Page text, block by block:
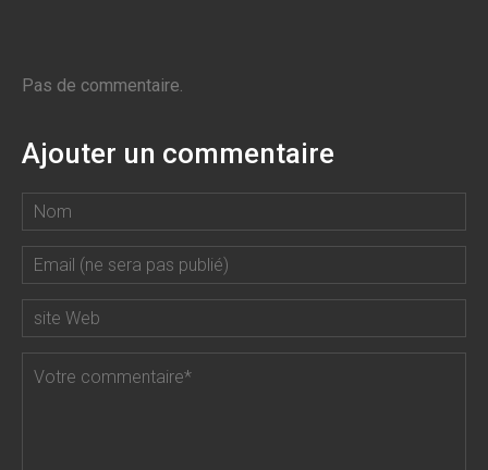
Pas de commentaire.
Ajouter un commentaire